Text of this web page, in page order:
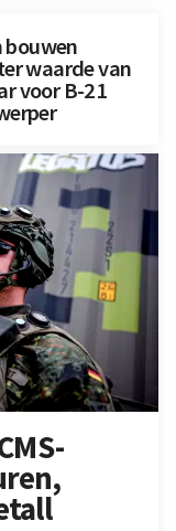
bouwen
waarde van
voor B-21